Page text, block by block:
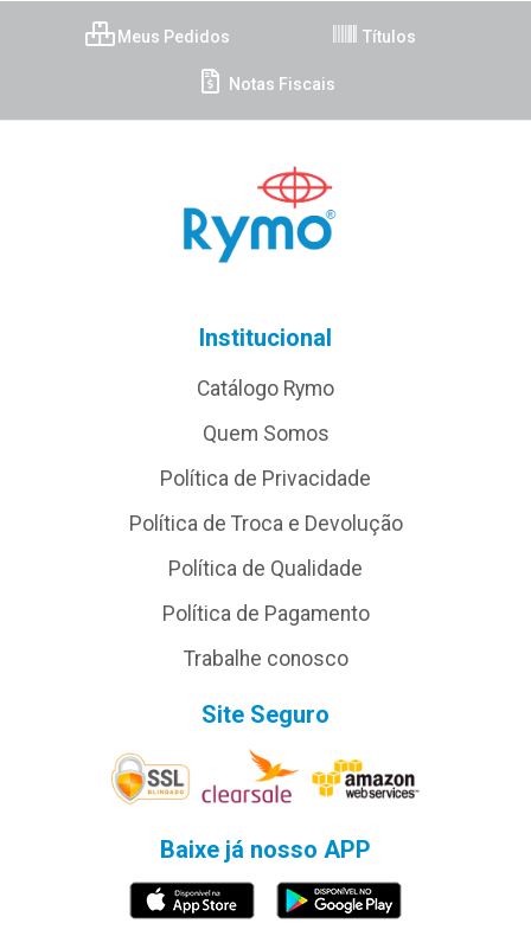
Meus Pedidos Títulos
Notas Fiscais
Institucional
Catálogo Rymo
Quem Somos
Política de Privacidade
Política de Troca e Devolução
Política de Qualidade
Política de Pagamento
Trabalhe conosco
Site Seguro
Baixe já nosso APP